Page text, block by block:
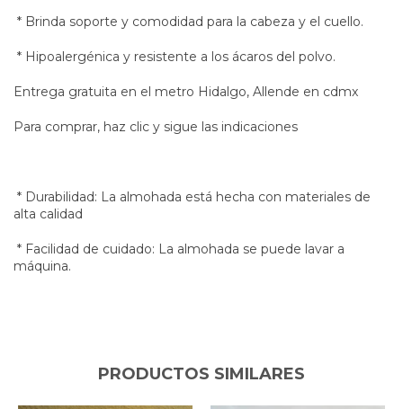
* Brinda soporte y comodidad para la cabeza y el cuello.
* Hipoalergénica y resistente a los ácaros del polvo.
Entrega gratuita en el metro Hidalgo, Allende en cdmx
Para comprar, haz clic y sigue las indicaciones
* Durabilidad: La almohada está hecha con materiales de
alta calidad
* Facilidad de cuidado: La almohada se puede lavar a
máquina.
PRODUCTOS SIMILARES